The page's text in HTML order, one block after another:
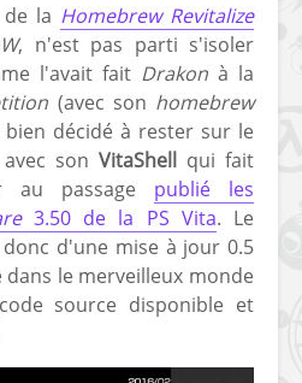
la Homebrew Revitalize
, n'est pas parti s'isoler
l'avait fait Drakon à la
(avec son homebrew
bien décidé à rester sur le
son VitaShell qui fait
au passage publié les
3.50 de la PS Vita. Le
d'une mise à jour 0.5
dans le merveilleux monde
source disponible et